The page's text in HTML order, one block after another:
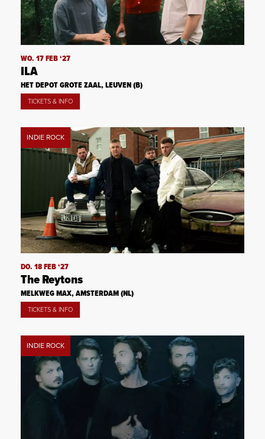
WO. 17 FEB ‘27
ILA
HET DEPOT GROTE ZAAL, LEUVEN (B)
TICKETS & INFO
INDIE ROCK
DO. 18 FEB ‘27
The Reytons
MELKWEG MAX, AMSTERDAM (NL)
TICKETS & INFO
INDIE ROCK